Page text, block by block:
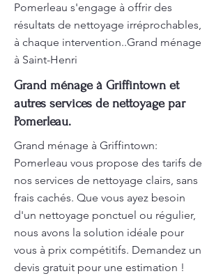
Pomerleau s'engage à offrir des
résultats de nettoyage irréprochables,
à chaque intervention..Grand ménage
à Saint-Henri
Grand ménage à Griffintown et
autres services de nettoyage par
Pomerleau.
Grand ménage à Griffintown:
Pomerleau vous propose des tarifs de
nos services de nettoyage clairs, sans
frais cachés. Que vous ayez besoin
d'un nettoyage ponctuel ou régulier,
nous avons la solution idéale pour
vous à prix compétitifs. Demandez un
devis gratuit pour une estimation !